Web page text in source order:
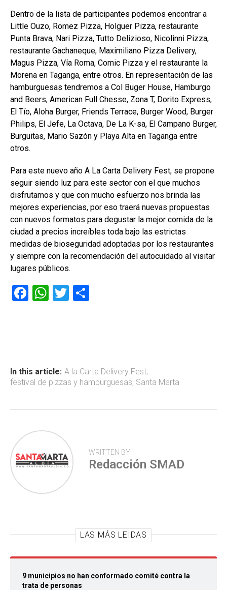
Dentro de la lista de participantes podemos encontrar a
Little Ouzo, Romez Pizza, Holguer Pizza, restaurante
Punta Brava, Nari Pizza, Tutto Delizioso, Nicolinni Pizza,
restaurante Gachaneque, Maximiliano Pizza Delivery,
Magus Pizza, Vía Roma, Comic Pizza y el restaurante la
Morena en Taganga, entre otros. En representación de las
hamburguesas tendremos a Col Buger House, Hamburgo
and Beers, American Full Chesse, Zona T, Dorito Express,
El Tío, Aloha Burger, Friends Terrace, Burger Wood, Burger
Philips, El Jefe, La Octava, De La K-sa, El Campano Burger,
Burguitas, Mario Sazón y Playa Alta en Taganga entre
otros.
Para este nuevo año A La Carta Delivery Fest, se propone
seguir siendo luz para este sector con el que muchos
disfrutamos y que con mucho esfuerzo nos brinda las
mejores experiencias, por eso traerá nuevas propuestas
con nuevos formatos para degustar la mejor comida de la
ciudad a precios increíbles toda bajo las estrictas
medidas de bioseguridad adoptadas por los restaurantes
y siempre con la recomendación del autocuidado al visitar
lugares públicos.
F
ok
W
p
p
T
tir
In this article: A la Carta Delivery Fest,
festival de pizzas y hamburguesas, Santa Marta
WRITTEN BY
Redacción SMAD
LAS MÁS LEIDAS
9 municipios no han conformado comité contra la
trata de personas